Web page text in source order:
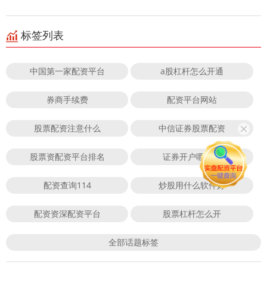
标签列表
中国第一家配资平台 a股杠杆怎么开通
券商手续费 配资平台网站
股票配资注意什么 中信证券股票配资
股票资配资平台排名 证券开户哪家好
配资查询114 炒股用什么软件好
配资资深配资平台 股票杠杆怎么开
全部话题标签